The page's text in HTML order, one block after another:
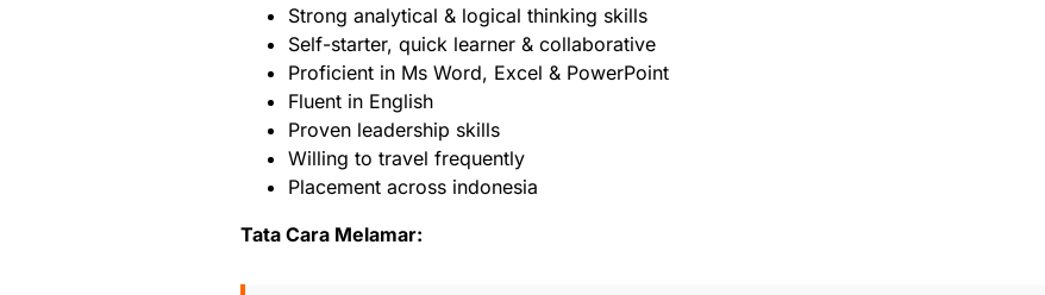
Strong analytical & logical thinking skills
Self-starter, quick learner & collaborative
Proficient in Ms Word, Excel & PowerPoint
Fluent in English
Proven leadership skills
Willing to travel frequently
Placement across indonesia
Tata Cara Melamar: